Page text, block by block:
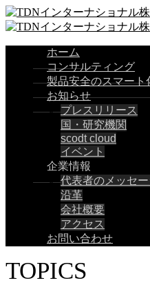
ホーム
コンサルティング
製品安全のスマート
お知らせ
プレスリリース
国・研究機関
scodt cloud
イベント
企業情報
代表者のメッセー
沿革
会社概要
アクセス
お問い合わせ
TOPICS